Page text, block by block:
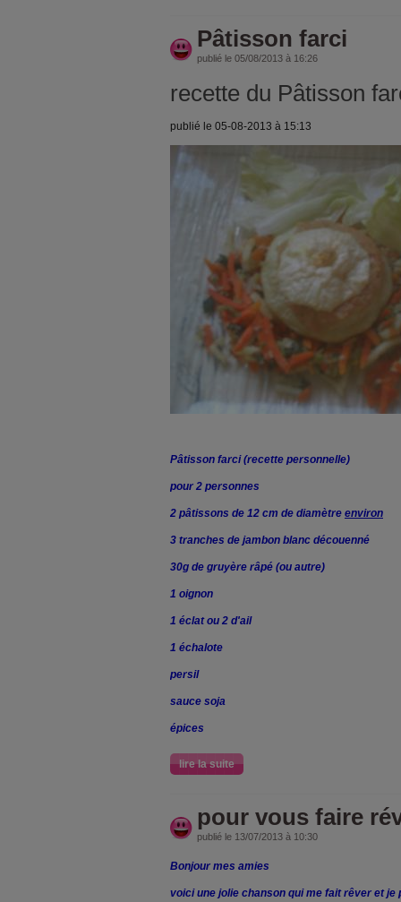
Pâtisson farci
publié le 05/08/2013 à 16:26
recette du Pâtisson
publié le 05-08-2013 à 15:13
Pâtisson farci (recette personnelle)
pour 2 personnes
2 pâtissons de 12 cm de diamètre environ
3 tranches de jambon blanc découenné
30g de gruyère râpé (ou autre)
1 oignon
1 éclat ou 2 d'ail
1 échalote
persil
sauce soja
épices
lire la suite
pour vous faire
publié le 13/07/2013 à 10:30
Bonjour mes amies
voici une jolie chanson qui me fait rêver et